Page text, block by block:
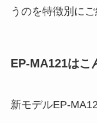
うのを特徴別に
EP-MA121はこ
新モデルEP-